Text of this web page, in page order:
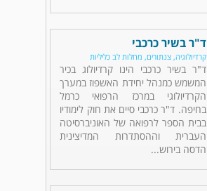
ד"ר בשיר כרכבי
קרדיולוגיה, צנתורים, מחלות לב כליליות
ד"ר בשיר כרכבי הינו קרדיולוג בכיר
המשמש כמנהל יחידת האשפוז במערך
הקרדיולוגי במרכז הרפואי כרמל
בחיפה. ד"ר כרכבי סיים את חוק לימודיו
בבית הספר לרפואה של האוניברסיטה
העברית וההסתדרות המדיצינית
הדסה בירוש...